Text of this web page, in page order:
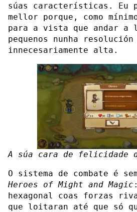
súas características. Eu
mellor porque, como
para a vista que andar a
pequenos nunha resolución
innecesariamente alta.
A súa cara de felicidade
O sistema de combate é
Heroes of Might and Magic
hexagonal coas forzas
que loitaran até que só